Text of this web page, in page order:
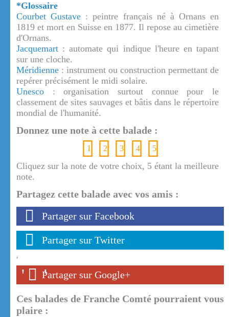
*Glossaire
Courbet Gustave : peintre français né à Ornans en
1819 et mort en Suisse en 1877. Il repose au cimetière
d'Ornans.
Jacquemart : automate qui indique l'heure en tapant
sur une cloche.
Méridienne : instrument ou construction permettant de
repérer précisément le midi solaire.
Unesco : organisation surtout connue pour le
classement de sites sauvages et bâtis dans le répertoire
mondial de l'humanité.
Donnez une note à cette balade :
1 2 3 4 5
Cliquez sur la note de votre choix, 5 étant la meilleure
note.
Partagez cette balade avec vos amis :
Partager sur Facebook
Partager sur Twitter
'
' '
Partager sur Google+
Ces balades de Franche Comté pourraient vous
plaire :